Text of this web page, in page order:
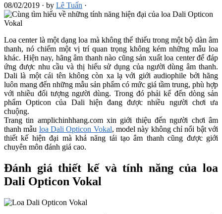
08/02/2019 · by Lê Tuấn ·
Loa center là một dạng loa mà không thể thiếu trong một bộ dàn âm
thanh, nó chiếm một vị trí quan trọng không kém những mẫu loa
khác. Hiện nay, hãng âm thanh nào cũng sản xuất loa center để đáp
ứng được nhu cầu và thị hiếu sử dụng của người dùng âm thanh.
Dali là một cái tên không còn xa lạ với giới audiophile bởi hãng
luôn mang đến những mẫu sản phẩm có mức giá tầm trung, phù hợp
với nhiều đối tượng người dùng. Trong đó phải kể đến dòng sản
phẩm Opticon của Dali hiện đang được nhiều người chơi ưa
chuộng.
Trang tin amplichinhhang.com xin giới thiệu đến người chơi âm
thanh mẫu loa Dali Opticon Vokal, model này không chỉ nổi bật với
thiết kế hiện đại mà khả năng tái tạo âm thanh cũng được giới
chuyên môn đánh giá cao.
Đánh giá thiết kế và tính năng của loa
Dali Opticon Vokal